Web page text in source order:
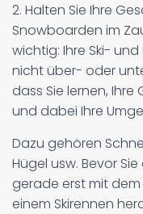
2. Halten Sie Ihre
Snowboarden im
wichtig: Ihre Ski-
nicht über- oder
dass Sie lernen,
und dabei Ihre
Dazu gehören
Hügel usw. Bevor
gerade erst mit
einem Skirennen